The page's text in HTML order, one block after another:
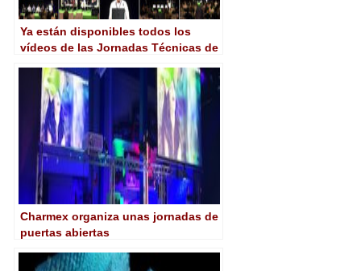
Ya están disponibles todos los
vídeos de las Jornadas Técnicas de
Charmex organiza unas jornadas de
puertas abiertas